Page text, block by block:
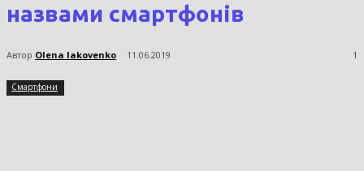
назвами смартфонів
Автор Olena Iakovenko 11.06.2019 1
Смартфони